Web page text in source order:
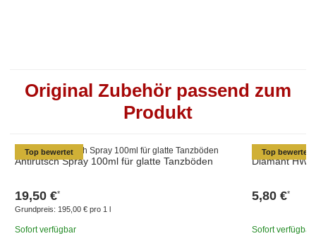
Original Zubehör passend zum
Produkt
Top bewertet
Antirutsch Spray 100ml für glatte Tanzböden
19,50 €*
Grundpreis: 195,00 € pro 1 l
Sofort verfügbar
Top bewertet
Diamant
5,80 €*
Sofort verfügbar